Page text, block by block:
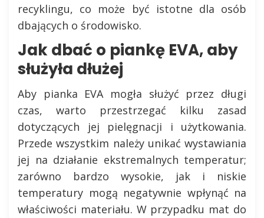
recyklingu, co może być istotne dla osób
dbających o środowisko.
Jak dbać o piankę EVA, aby
służyła dłużej
Aby pianka EVA mogła służyć przez długi
czas, warto przestrzegać kilku zasad
dotyczących jej pielęgnacji i użytkowania.
Przede wszystkim należy unikać wystawiania
jej na działanie ekstremalnych temperatur;
zarówno bardzo wysokie, jak i niskie
temperatury mogą negatywnie wpłynąć na
właściwości materiału. W przypadku mat do